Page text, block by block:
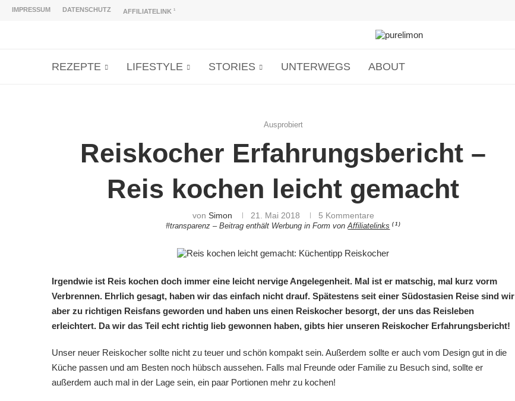
IMPRESSUM DATENSCHUTZ AFFILIATELINK 1
REZEPTE LIFESTYLE STORIES UNTERWEGS ABOUT
Ausprobiert
Reiskocher Erfahrungsbericht –
Reis kochen leicht gemacht
von Simon 21. Mai 2018 5 Kommentare
#transparenz – Beitrag enthält Werbung in Form vonAffiliatelinks ( 1 )
Irgendwie ist Reis kochen doch immer eine leicht nervige Angelegenheit. Mal ist er matschig, mal kurz vorm
Verbrennen. Ehrlich gesagt, haben wir das einfach nicht drauf. Spätestens seit einer Südostasien Reise sind wir
aber zu richtigen Reisfans geworden und haben uns einen Reiskocher besorgt, der uns das Reisleben
erleichtert. Da wir das Teil echt richtig lieb gewonnen haben, gibts hier unseren Reiskocher Erfahrungsbericht!
Unser neuer Reiskocher sollte nicht zu teuer und schön kompakt sein. Außerdem sollte er auch vom Design gut in die
Küche passen und am Besten noch hübsch aussehen. Falls mal Freunde oder Familie zu Besuch sind, sollte er
außerdem auch mal in der Lage sein, ein paar Portionen mehr zu kochen!